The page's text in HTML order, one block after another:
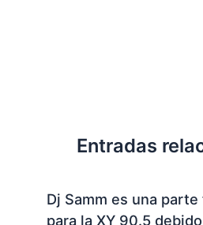
Entradas
Dj Samm es una
para la XY 90.5